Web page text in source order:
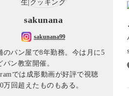
sakunana
sakunana99
のパン屋で8年勤務。今は月に5
パン教室開催。
では成形動画が好評で視聴
万回超えたものもある。